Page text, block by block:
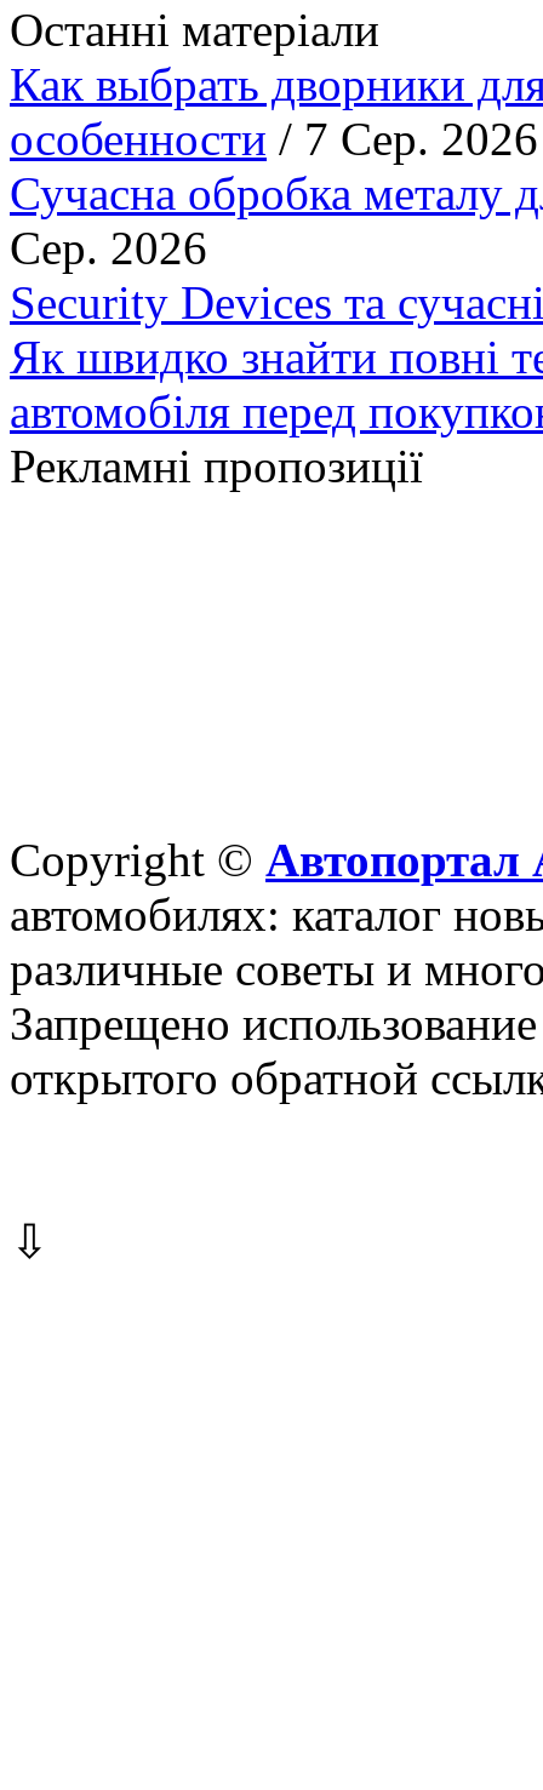
Останні матеріали
Как выбрать дворники
особенности / 7 Сер. 2026
Сучасна обробка металу
Сер. 2026
Security Devices та
Як швидко знайти повні
автомобіля перед
Рекламні пропозиції
Copyright © Автопортал
автомобилях: каталог
различные советы и
Запрещено
открытого обратной
⇩